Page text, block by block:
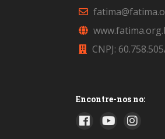
CNPJ:
Encontre-nos no: